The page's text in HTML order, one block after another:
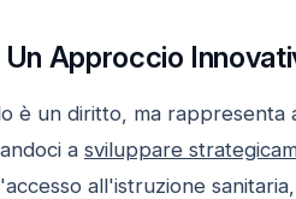
Un Approccio
è un diritto, ma rappresenta
a sviluppare
all'istruzione